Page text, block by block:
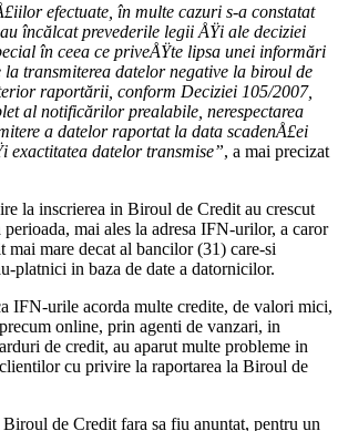
efectuate, în multe cazuri s-a constatat
încălcat prevederile legii ÅŸi ale deciziei
în ceea ce priveÅŸte lipsa unei informări
transmiterea datelor negative la biroul de
raportării, conform Deciziei 105/2007,
al notificărilor prealabile, nerespectarea
a datelor raportat la data scadenÅ£ei
exactitatea datelor transmise”, a mai precizat
la inscrierea in Biroul de Credit au crescut
mai ales la adresa IFN-urilor, a caror
mai mare decat al bancilor (31) care-si
platnici in baza de date a datornicilor.
IFN-urile acorda multe credite, de valori mici,
online, prin agenti de vanzari, in
de credit, au aparut multe probleme in
cu privire la raportarea la Biroul de
de Credit fara sa fiu anuntat, pentru un